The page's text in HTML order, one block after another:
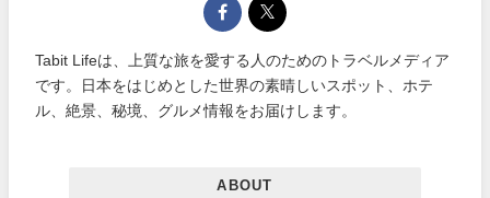
Tabit Lifeは、上質な旅を愛する人のためのトラベルメディア
です。日本をはじめとした世界の素晴しいスポット、ホテ
ル、絶景、秘境、グルメ情報をお届けします。
ABOUT